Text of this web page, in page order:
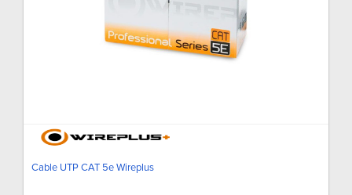
Cable UTP CAT 5e Wireplus